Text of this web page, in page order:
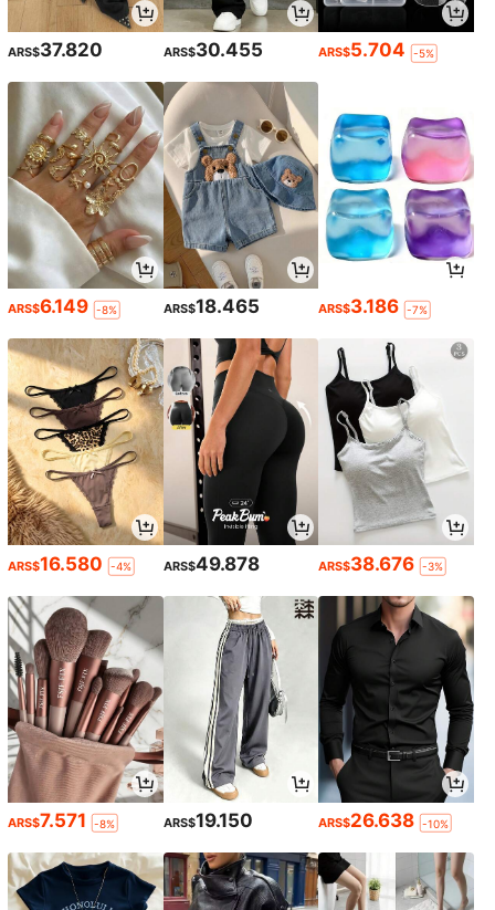
ARS$37.820 ARS$30.455 ARS$5.704 -5%
ARS$6.149 -8% ARS$18.465 ARS$3.186 -7%
ARS$16.580 -4% ARS$49.878 ARS$38.676 -3%
ARS$7.571 -8% ARS$19.150 ARS$26.638 -10%